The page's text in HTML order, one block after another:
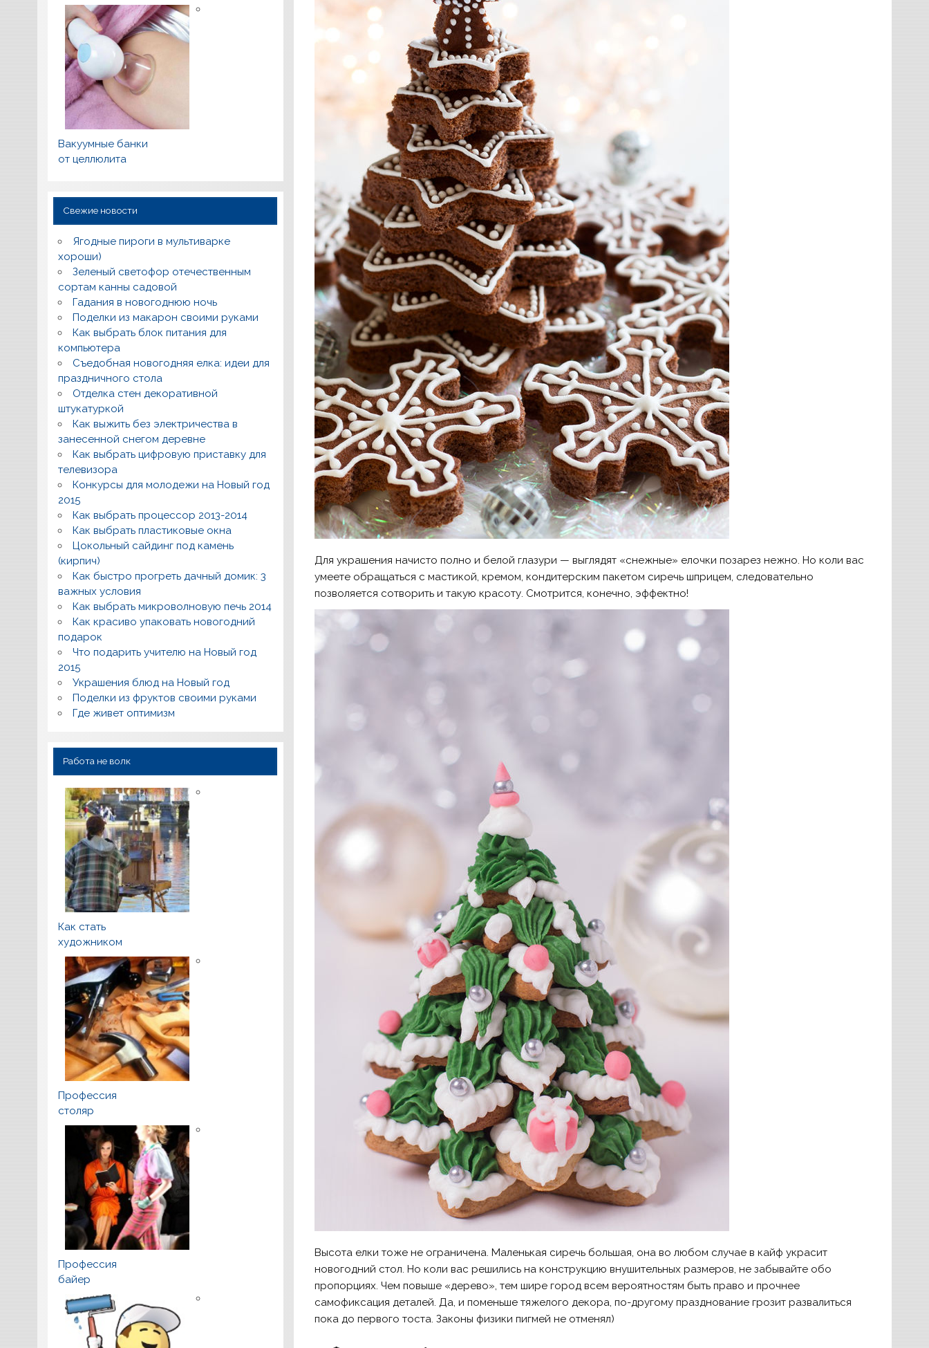
Для украшения начисто полно и белой глазури — выглядят «снежные» елочки позарез нежно. Но коли вас
умеете обращаться с мастикой, кремом, кондитерским пакетом сиречь шприцем, следовательно
позволяется сотворить и такую красоту. Смотрится, конечно, эффектно!
Высота елки тоже не ограничена. Маленькая сиречь большая, она во любом случае в кайф украсит
новогодний стол. Но коли вас решились на конструкцию внушительных размеров, не забывайте обо
пропорциях. Чем повыше «дерево», тем шире город всем вероятностям быть право и прочнее
самофиксация деталей. Да, и поменьше тяжелого декора, по-другому празднование грозит развалиться
пока до первого тоста. Законы физики пигмей не отменял)
Вакуумные банки
от целлюлита
Свежие новости
Ягодные пироги в мультиварке
хороши)
Зеленый светофор отечественным
сортам канны садовой
Гадания в новогоднюю ночь
Поделки из макарон своими руками
Как выбрать блок питания для
компьютера
Съедобная новогодняя елка: идеи для
праздничного стола
Отделка стен декоративной
штукатуркой
Как выжить без электричества в
занесенной снегом деревне
Как выбрать цифровую приставку для
телевизора
Конкурсы для молодежи на Новый год
2015
Как выбрать процессор 2013-2014
Как выбрать пластиковые окна
Цокольный сайдинг под камень
(кирпич)
Как быстро прогреть дачный домик: 3
важных условия
Как выбрать микроволновую печь 2014
Как красиво упаковать новогодний
подарок
Что подарить учителю на Новый год
2015
Украшения блюд на Новый год
Поделки из фруктов своими руками
Где живет оптимизм
Работа не волк
Как стать
художником
Профессия
столяр
Профессия
байер